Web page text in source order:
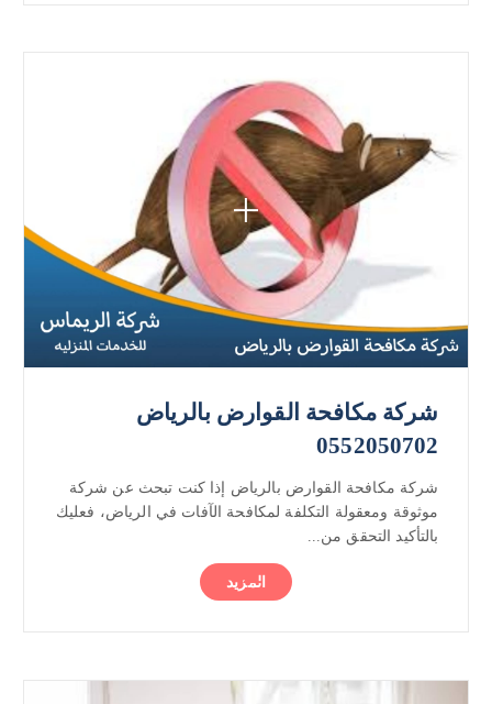
شركة مكافحة القوارض بالرياض
0552050702
شركة مكافحة القوارض بالرياض إذا كنت تبحث عن شركة
موثوقة ومعقولة التكلفة لمكافحة الآفات في الرياض، فعليك
بالتأكيد التحقق من...
المزيد